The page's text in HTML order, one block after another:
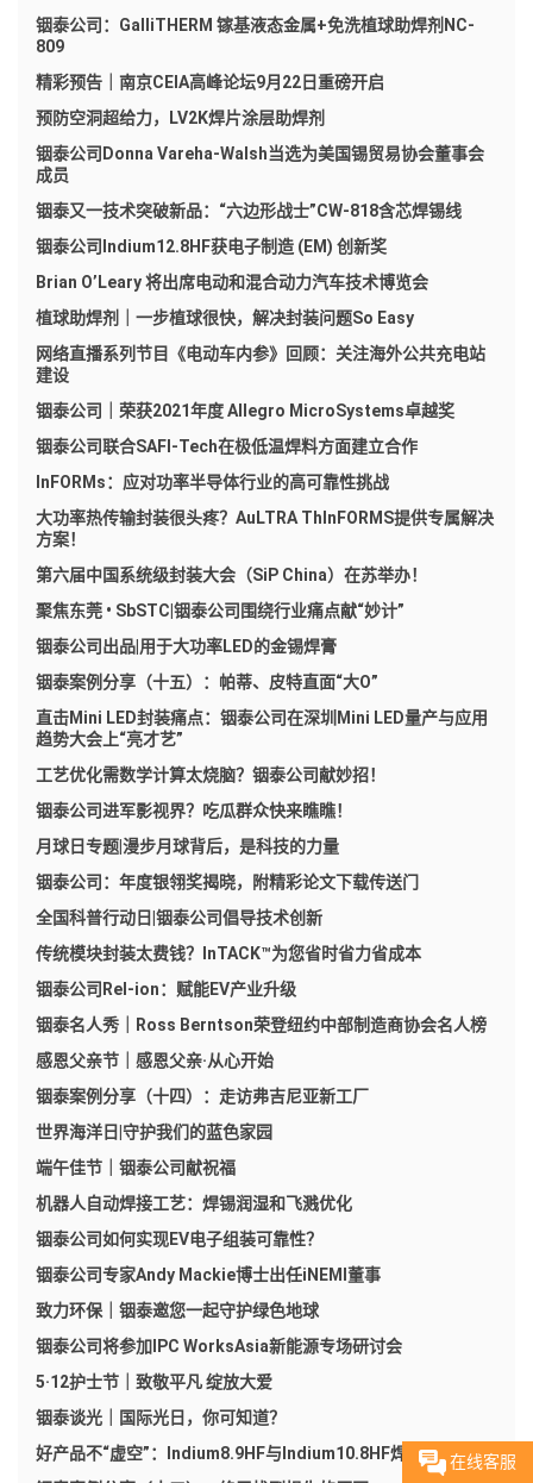
在线客服
铟泰公司：GalliTHERM 镓基液态金属+免洗植球助焊剂NC-
809
精彩预告｜南京CEIA高峰论坛9月22日重磅开启
预防空洞超给力，LV2K焊片涂层助焊剂
铟泰公司Donna Vareha-Walsh当选为美国锡贸易协会董事会
成员
铟泰又一技术突破新品：“六边形战士”CW-818含芯焊锡线
铟泰公司Indium12.8HF获电子制造 (EM) 创新奖
Brian O’Leary 将出席电动和混合动力汽车技术博览会
植球助焊剂｜一步植球很快，解决封装问题So Easy
网络直播系列节目《电动车内参》回顾：关注海外公共充电站
建设
铟泰公司｜荣获2021年度 Allegro MicroSystems卓越奖
铟泰公司联合SAFI-Tech在极低温焊料方面建立合作
InFORMs：应对功率半导体行业的高可靠性挑战
大功率热传输封装很头疼？AuLTRA ThInFORMS提供专属解决
方案！
第六届中国系统级封装大会（SiP China）在苏举办！
聚焦东莞 • SbSTC|铟泰公司围绕行业痛点献“妙计”
铟泰公司出品|用于大功率LED的金锡焊膏
铟泰案例分享（十五）：帕蒂、皮特直面“大O”
直击Mini LED封装痛点：铟泰公司在深圳Mini LED量产与应用
趋势大会上“亮才艺”
工艺优化需数学计算太烧脑？铟泰公司献妙招！
铟泰公司进军影视界？吃瓜群众快来瞧瞧！
月球日专题|漫步月球背后，是科技的力量
铟泰公司：年度银翎奖揭晓，附精彩论文下载传送门
全国科普行动日|铟泰公司倡导技术创新
传统模块封装太费钱？InTACK™为您省时省力省成本
铟泰公司Rel-ion：赋能EV产业升级
铟泰名人秀｜Ross Berntson荣登纽约中部制造商协会名人榜
感恩父亲节｜感恩父亲·从心开始
铟泰案例分享（十四）：走访弗吉尼亚新工厂​
世界海洋日|守护我们的蓝色家园
端午佳节｜铟泰公司献祝福
机器人自动焊接工艺：焊锡润湿和飞溅优化
铟泰公司如何实现EV电子组装可靠性？
铟泰公司专家Andy Mackie博士出任iNEMI董事
致力环保｜铟泰邀您一起守护绿色地球
铟泰公司将参加IPC WorksAsia新能源专场研讨会
5·12护士节｜致敬平凡 绽放大爱
铟泰谈光｜国际光日，你可知道？
好产品不“虚空”：Indium8.9HF与Indium10.8HF焊锡膏